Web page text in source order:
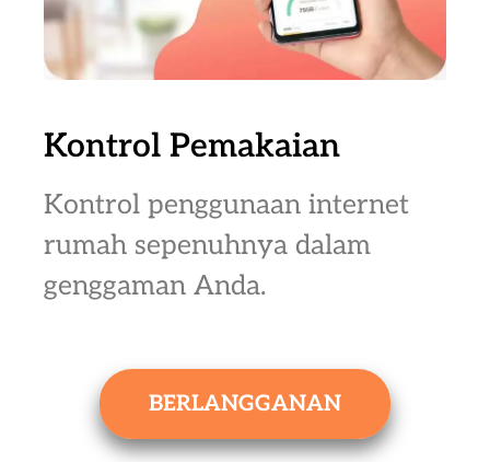
Kontrol Pemakaian
Kontrol penggunaan internet
rumah sepenuhnya dalam
genggaman Anda.
BERLANGGANAN